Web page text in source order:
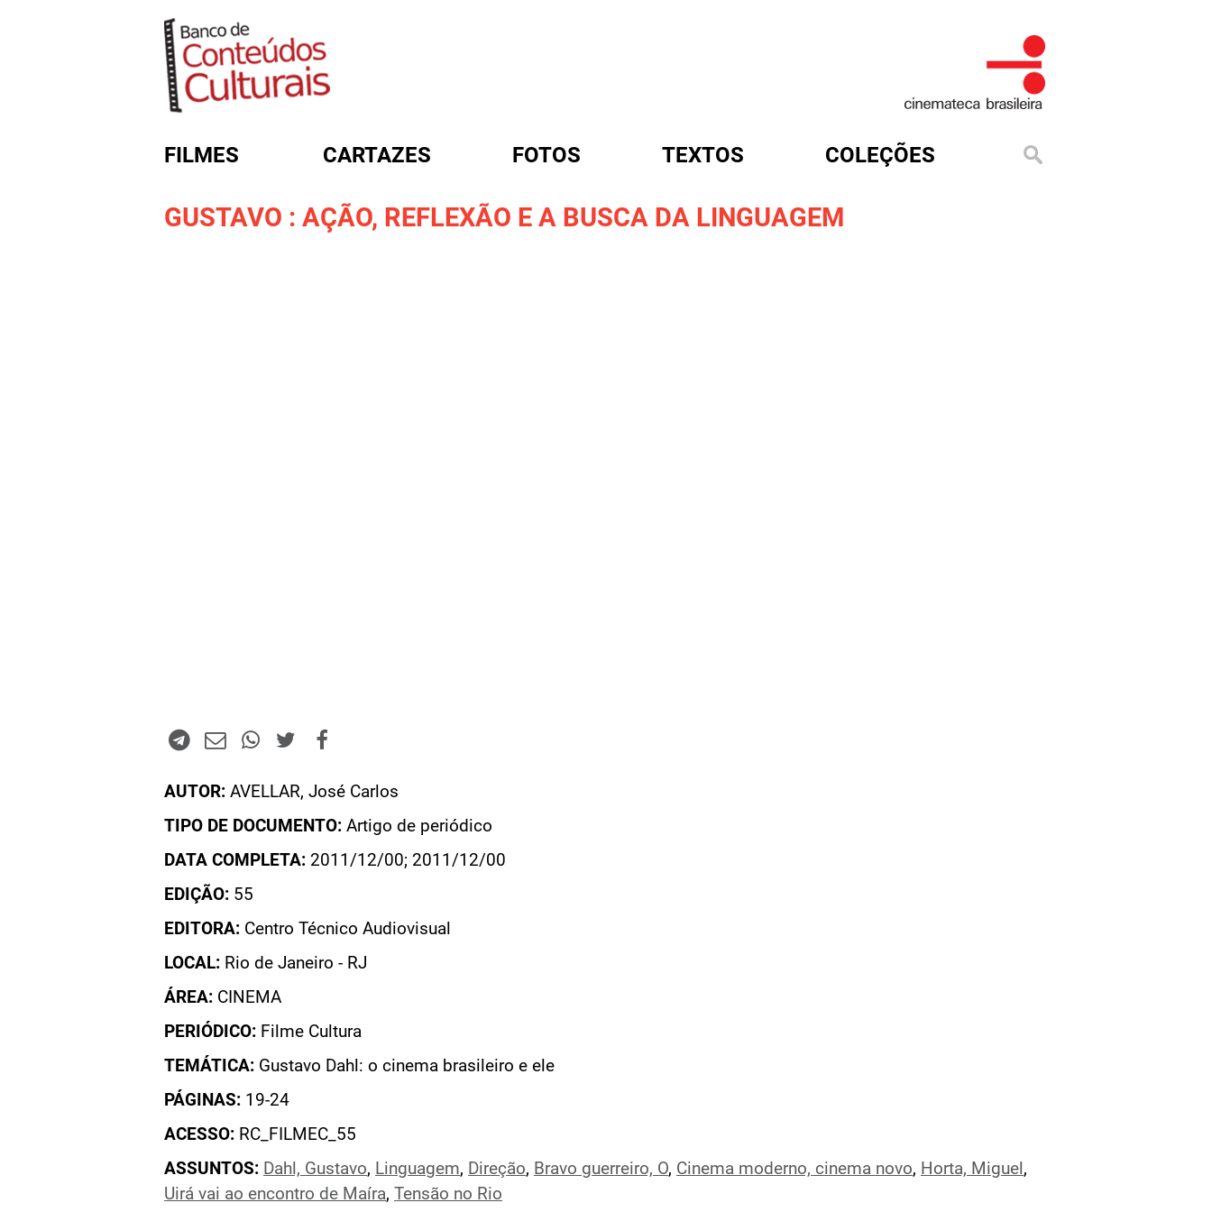
FILMES CARTAZES FOTOS TEXTOS COLEÇÕES
GUSTAVO : AÇÃO, REFLEXÃO E A BUSCA DA LINGUAGEM
AUTOR: AVELLAR, José Carlos
TIPO DE DOCUMENTO: Artigo de periódico
DATA COMPLETA: 2011/12/00; 2011/12/00
EDIÇÃO: 55
EDITORA: Centro Técnico Audiovisual
LOCAL: Rio de Janeiro - RJ
ÁREA: CINEMA
PERIÓDICO: Filme Cultura
TEMÁTICA: Gustavo Dahl: o cinema brasileiro e ele
PÁGINAS: 19-24
ACESSO: RC_FILMEC_55
ASSUNTOS: Dahl, Gustavo, Linguagem, Direção, Bravo guerreiro, O, Cinema moderno, cinema novo, Horta, Miguel ,
Uirá vai ao encontro de Maíra, Tensão no Rio